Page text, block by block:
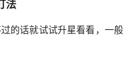
法
的话就试试升星看看，一般